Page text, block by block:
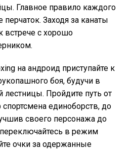
Главное правило каждого
перчаток. Заходя за канаты
встрече с хорошо
на андроид приступайте к
боя, будучи в
лестницы. Пройдите путь от
единоборств, до
своего персонажа до
в режим
очки за одержанные